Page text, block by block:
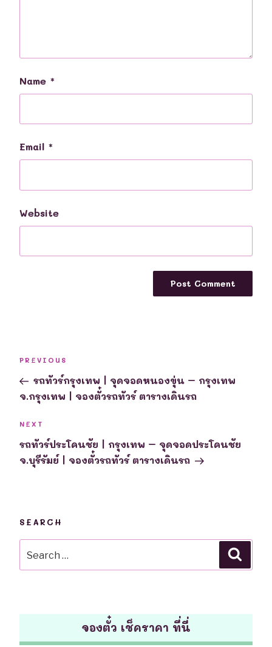
Name *
Email *
Website
Previous
Post
PREVIOUS
รถทัวร์กรุงเทพ | จุดจอดหนองขุ่น – กรุงเทพ
จ.กรุงเทพ | จองตั๋วรถทัวร์ ตารางเดินรถ
Next
Post
NEXT
รถทัวร์ประโคนชัย | กรุงเทพ – จุดจอดประโคนชัย
จ.บุรีรัมย์ | จองตั๋วรถทัวร์ ตารางเดินรถ
SEARCH
for:
จองตั๋ว เช็คราคา ที่นี่